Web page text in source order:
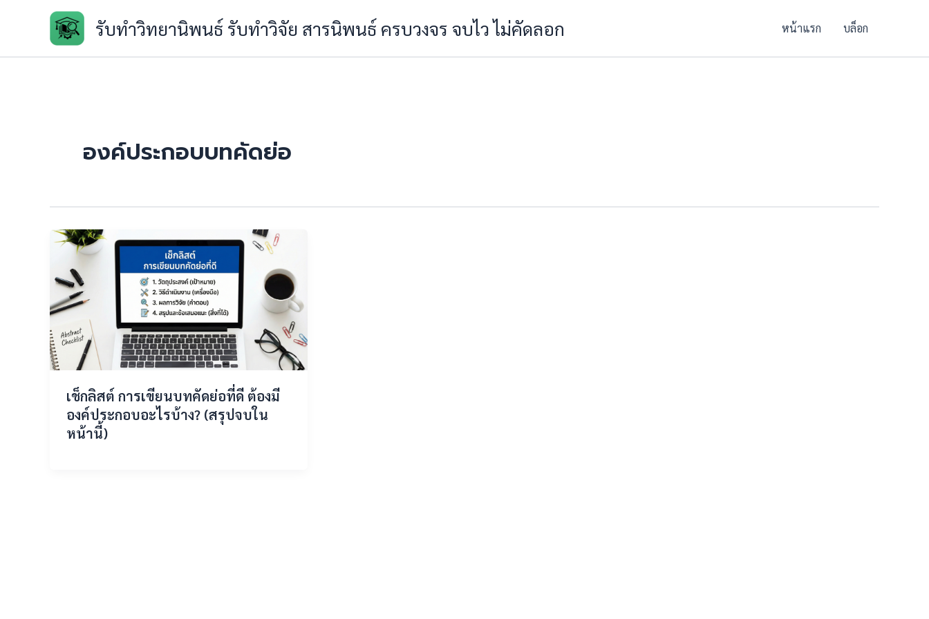
รับทำวิทยานิพนธ์ รับทำวิจัย สารนิพนธ์ ครบวงจร จบไว ไม่คัดลอก หน้าแรก บล็อก
องค์ประกอบบทคัดย่อ
เช็กลิสต์ การเขียนบทคัดย่อที่ดี ต้องมี
องค์ประกอบอะไรบ้าง? (สรุปจบใน
หน้านี้)